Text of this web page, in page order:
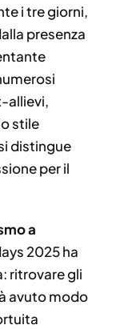
i tre giorni,
presenza
allievi,
stile
distingue
per il
a
2025 ha
ritrovare gli
avuto modo